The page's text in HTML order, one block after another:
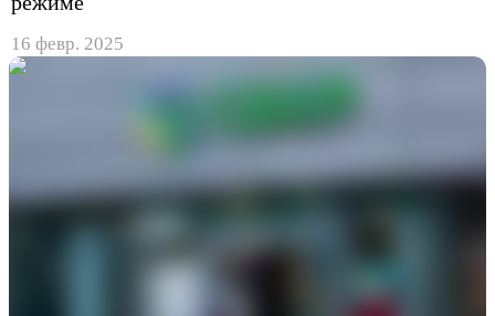
16 февр. 2025